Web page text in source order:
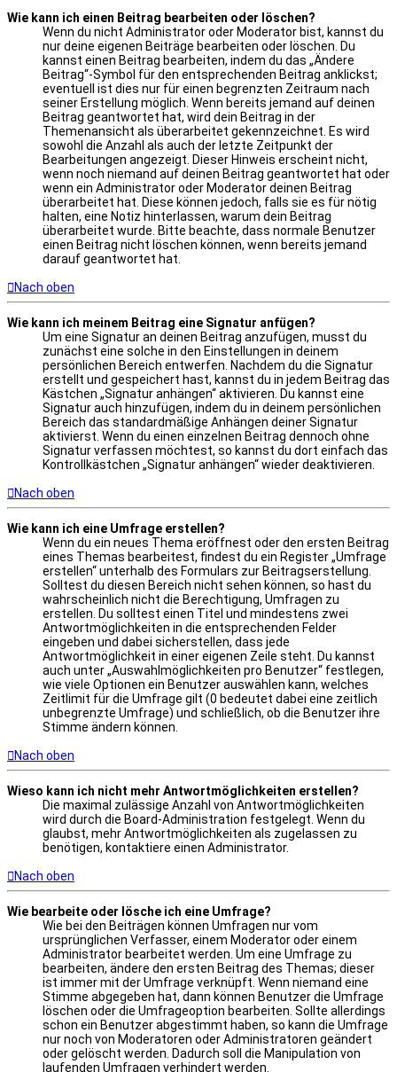
Wie kann ich einen Beitrag bearbeiten oder löschen?
Wenn du nicht Administrator oder Moderator bist, kannst du
nur deine eigenen Beiträge bearbeiten oder löschen. Du
kannst einen Beitrag bearbeiten, indem du das „Ändere
Beitrag“-Symbol für den entsprechenden Beitrag anklickst;
eventuell ist dies nur für einen begrenzten Zeitraum nach
seiner Erstellung möglich. Wenn bereits jemand auf deinen
Beitrag geantwortet hat, wird dein Beitrag in der
Themenansicht als überarbeitet gekennzeichnet. Es wird
sowohl die Anzahl als auch der letzte Zeitpunkt der
Bearbeitungen angezeigt. Dieser Hinweis erscheint nicht,
wenn noch niemand auf deinen Beitrag geantwortet hat oder
wenn ein Administrator oder Moderator deinen Beitrag
überarbeitet hat. Diese können jedoch, falls sie es für nötig
halten, eine Notiz hinterlassen, warum dein Beitrag
überarbeitet wurde. Bitte beachte, dass normale Benutzer
einen Beitrag nicht löschen können, wenn bereits jemand
darauf geantwortet hat.
Nach oben
Wie kann ich meinem Beitrag eine Signatur anfügen?
Um eine Signatur an deinen Beitrag anzufügen, musst du
zunächst eine solche in den Einstellungen in deinem
persönlichen Bereich entwerfen. Nachdem du die Signatur
erstellt und gespeichert hast, kannst du in jedem Beitrag das
Kästchen „Signatur anhängen“ aktivieren. Du kannst eine
Signatur auch hinzufügen, indem du in deinem persönlichen
Bereich das standardmäßige Anhängen deiner Signatur
aktivierst. Wenn du einen einzelnen Beitrag dennoch ohne
Signatur verfassen möchtest, so kannst du dort einfach das
Kontrollkästchen „Signatur anhängen“ wieder deaktivieren.
Nach oben
Wie kann ich eine Umfrage erstellen?
Wenn du ein neues Thema eröffnest oder den ersten Beitrag
eines Themas bearbeitest, findest du ein Register „Umfrage
erstellen“ unterhalb des Formulars zur Beitragserstellung.
Solltest du diesen Bereich nicht sehen können, so hast du
wahrscheinlich nicht die Berechtigung, Umfragen zu
erstellen. Du solltest einen Titel und mindestens zwei
Antwortmöglichkeiten in die entsprechenden Felder
eingeben und dabei sicherstellen, dass jede
Antwortmöglichkeit in einer eigenen Zeile steht. Du kannst
auch unter „Auswahlmöglichkeiten pro Benutzer“ festlegen,
wie viele Optionen ein Benutzer auswählen kann, welches
Zeitlimit für die Umfrage gilt (0 bedeutet dabei eine zeitlich
unbegrenzte Umfrage) und schließlich, ob die Benutzer ihre
Stimme ändern können.
Nach oben
Wieso kann ich nicht mehr Antwortmöglichkeiten erstellen?
Die maximal zulässige Anzahl von Antwortmöglichkeiten
wird durch die Board-Administration festgelegt. Wenn du
glaubst, mehr Antwortmöglichkeiten als zugelassen zu
benötigen, kontaktiere einen Administrator.
Nach oben
Wie bearbeite oder lösche ich eine Umfrage?
Wie bei den Beiträgen können Umfragen nur vom
ursprünglichen Verfasser, einem Moderator oder einem
Administrator bearbeitet werden. Um eine Umfrage zu
bearbeiten, ändere den ersten Beitrag des Themas; dieser
ist immer mit der Umfrage verknüpft. Wenn niemand eine
Stimme abgegeben hat, dann können Benutzer die Umfrage
löschen oder die Umfrageoption bearbeiten. Sollte allerdings
schon ein Benutzer abgestimmt haben, so kann die Umfrage
nur noch von Moderatoren oder Administratoren geändert
oder gelöscht werden. Dadurch soll die Manipulation von
laufenden Umfragen verhindert werden.